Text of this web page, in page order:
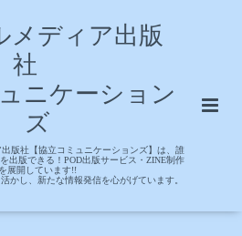
メディア出版
社
ニケーション
ズ
版社【協立コミュニケーションズ】は、誰
出版できる！POD出版サービス・ZINE制作
を展開しています!!
かし、新たな情報発信を心がげています。